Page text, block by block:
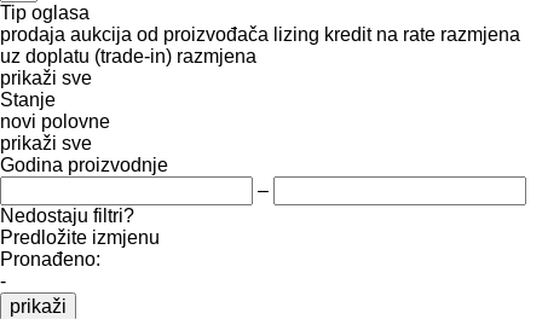
Tip oglasa
prodaja aukcija od proizvođača lizing kredit na rate razmjena
uz doplatu (trade-in) razmjena
prikaži sve
Stanje
novi polovne
prikaži sve
Godina proizvodnje
–
Nedostaju filtri?
Predložite izmjenu
Pronađeno:
-
prikaži